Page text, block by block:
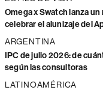
Omega x Swatch lanza
celebrar el alunizaje del
ARGENTINA
IPC de julio 2026: de
según las consultoras
LATINOAMÉRICA